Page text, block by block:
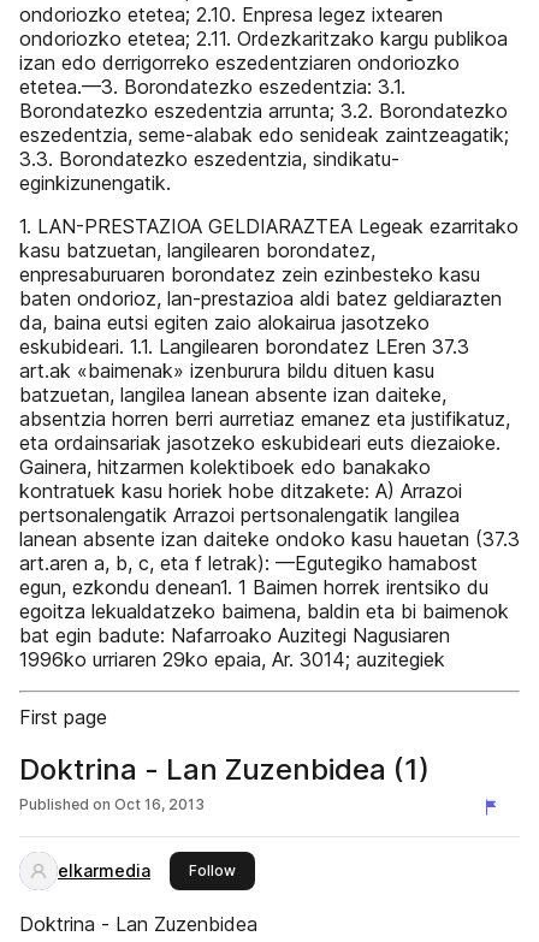
ondoriozko etetea; 2.10. Enpresa legez ixtearen
ondoriozko etetea; 2.11. Ordezkaritzako kargu publikoa
izan edo derrigorreko eszedentziaren ondoriozko
etetea.—3. Borondatezko eszedentzia: 3.1.
Borondatezko eszedentzia arrunta; 3.2. Borondatezko
eszedentzia, seme-alabak edo senideak zaintzeagatik;
3.3. Borondatezko eszedentzia, sindikatu-
eginkizunengatik.
1. LAN-PRESTAZIOA GELDIARAZTEA Legeak ezarritako
kasu batzuetan, langilearen borondatez,
enpresaburuaren borondatez zein ezinbesteko kasu
baten ondorioz, lan-prestazioa aldi batez geldiarazten
da, baina eutsi egiten zaio alokairua jasotzeko
eskubideari. 1.1. Langilearen borondatez LEren 37.3
art.ak «baimenak» izenburura bildu dituen kasu
batzuetan, langilea lanean absente izan daiteke,
absentzia horren berri aurretiaz emanez eta justifikatuz,
eta ordainsariak jasotzeko eskubideari euts diezaioke.
Gainera, hitzarmen kolektiboek edo banakako
kontratuek kasu horiek hobe ditzakete: A) Arrazoi
pertsonalengatik Arrazoi pertsonalengatik langilea
lanean absente izan daiteke ondoko kasu hauetan (37.3
art.aren a, b, c, eta f letrak): —Egutegiko hamabost
egun, ezkondu denean1. 1 Baimen horrek irentsiko du
egoitza lekualdatzeko baimena, baldin eta bi baimenok
bat egin badute: Nafarroako Auzitegi Nagusiaren
1996ko urriaren 29ko epaia, Ar. 3014; auzitegiek
First page
Doktrina - Lan Zuzenbidea (1)
Published on Oct 16, 2013
elkarmedia Followthis publisher
Doktrina - Lan Zuzenbidea